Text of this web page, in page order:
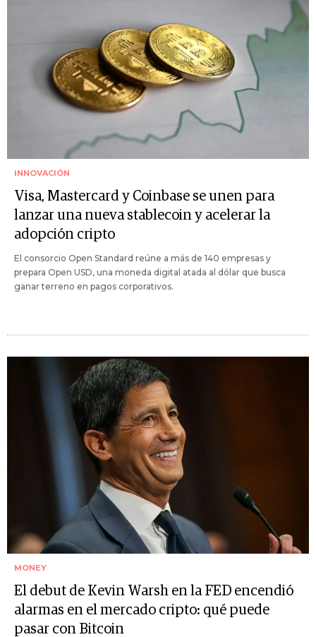
INNOVACIÓN
Visa, Mastercard y Coinbase se unen para
lanzar una nueva stablecoin y acelerar la
adopción cripto
El consorcio Open Standard reúne a más de 140 empresas y
prepara Open USD, una moneda digital atada al dólar que busca
ganar terreno en pagos corporativos.
MONEY
El debut de Kevin Warsh en la FED encendió
alarmas en el mercado cripto: qué puede
pasar con Bitcoin